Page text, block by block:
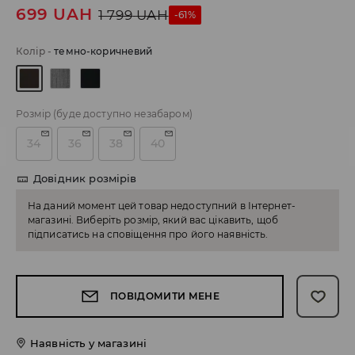
699 UAH 1 799 UAH -61%
Колір-темно-коричневий
Розмір (буде доступно незабаром)
34 36 38 40
Довідник розмірів
На даний момент цей товар недоступний в Інтернет-
магазині. Виберіть розмір, який вас цікавить, щоб
підписатись на сповіщення про його наявність.
ПОВІДОМИТИ МЕНЕ
Наявність у магазині